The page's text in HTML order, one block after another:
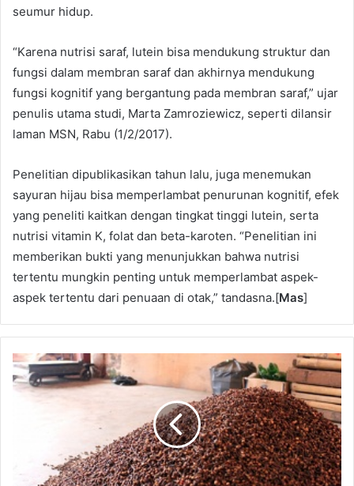
seumur hidup.
“Karena nutrisi saraf, lutein bisa mendukung struktur dan
fungsi dalam membran saraf dan akhirnya mendukung
fungsi kognitif yang bergantung pada membran saraf,” ujar
penulis utama studi, Marta Zamroziewicz, seperti dilansir
laman MSN, Rabu (1/2/2017).
Penelitian dipublikasikan tahun lalu, juga menemukan
sayuran hijau bisa memperlambat penurunan kognitif, efek
yang peneliti kaitkan dengan tingkat tinggi lutein, serta
nutrisi vitamin K, folat dan beta-karoten. “Penelitian ini
memberikan bukti yang menunjukkan bahwa nutrisi
tertentu mungkin penting untuk memperlambat aspek-
aspek tertentu dari penuaan di otak,” tandasna.[Mas]